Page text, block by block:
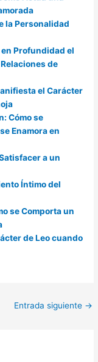
la Personalidad
Profundidad el
de
el Carácter
Cómo se
Enamora en
a un
Íntimo del
se Comporta un
de Leo cuando
Entrada siguiente →